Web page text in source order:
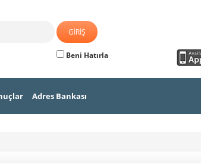
Beni Hatırla
Adres Bankası